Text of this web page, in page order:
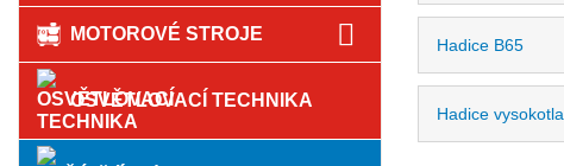
MOTOROVÉ STROJE
OSVĚTLOVACÍ TECHNIKA
Hadice B65
Hadice